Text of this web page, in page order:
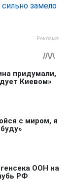
сильно замело